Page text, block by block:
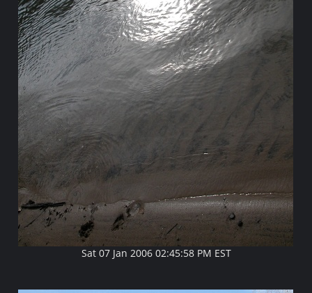
Sat 07 Jan 2006 02:45:58 PM EST